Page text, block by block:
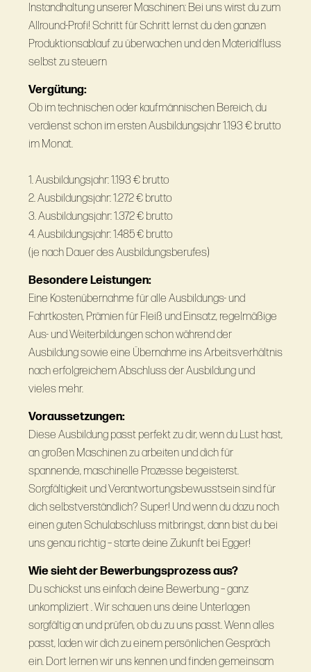
Instandhaltung unserer Maschinen: Bei uns wirst du zum
Allround-Profi! Schritt für Schritt lernst du den ganzen
Produktionsablauf zu überwachen und den Materialfluss
selbst zu steuern
Vergütung:
Ob im technischen oder kaufmännischen Bereich, du
verdienst schon im ersten Ausbildungsjahr 1.193 € brutto
im Monat.
1. Ausbildungsjahr: 1.193 € brutto
2. Ausbildungsjahr: 1.272 € brutto
3. Ausbildungsjahr: 1.372 € brutto
4. Ausbildungsjahr: 1.485 € brutto
(je nach Dauer des Ausbildungsberufes)
Besondere Leistungen:
Eine Kostenübernahme für alle Ausbildungs- und
Fahrtkosten, Prämien für Fleiß und Einsatz, regelmäßige
Aus- und Weiterbildungen schon während der
Ausbildung sowie eine Übernahme ins Arbeitsverhältnis
nach erfolgreichem Abschluss der Ausbildung und
vieles mehr.
Voraussetzungen:
Diese Ausbildung passt perfekt zu dir, wenn du Lust hast,
an großen Maschinen zu arbeiten und dich für
spannende, maschinelle Prozesse begeisterst.
Sorgfältigkeit und Verantwortungsbewusstsein sind für
dich selbstverständlich? Super! Und wenn du dazu noch
einen guten Schulabschluss mitbringst, dann bist du bei
uns genau richtig – starte deine Zukunft bei Egger!
Wie sieht der Bewerbungsprozess aus?
Du schickst uns einfach deine Bewerbung – ganz
unkompliziert . Wir schauen uns deine Unterlagen
sorgfältig an und prüfen, ob du zu uns passt. Wenn alles
passt, laden wir dich zu einem persönlichen Gespräch
ein. Dort lernen wir uns kennen und finden gemeinsam